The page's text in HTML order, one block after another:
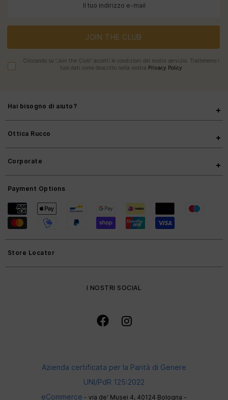
JOIN THE CLUB
Cliccando su “Join the Club” accetti le condizioni del nostro servizio. Tratteremo i
tuoi dati come descritto nella nostra Privacy Policy
Hai bisogno di aiuto?
Ottica Rucco
Corporate
Payment Options
Store Locator
I NOSTRI SOCIAL
Azienda certificata per la Parità di Genere
UNI/PdR 125:2022
eCommerce - via de' Musei 4, 40124 Bologna -